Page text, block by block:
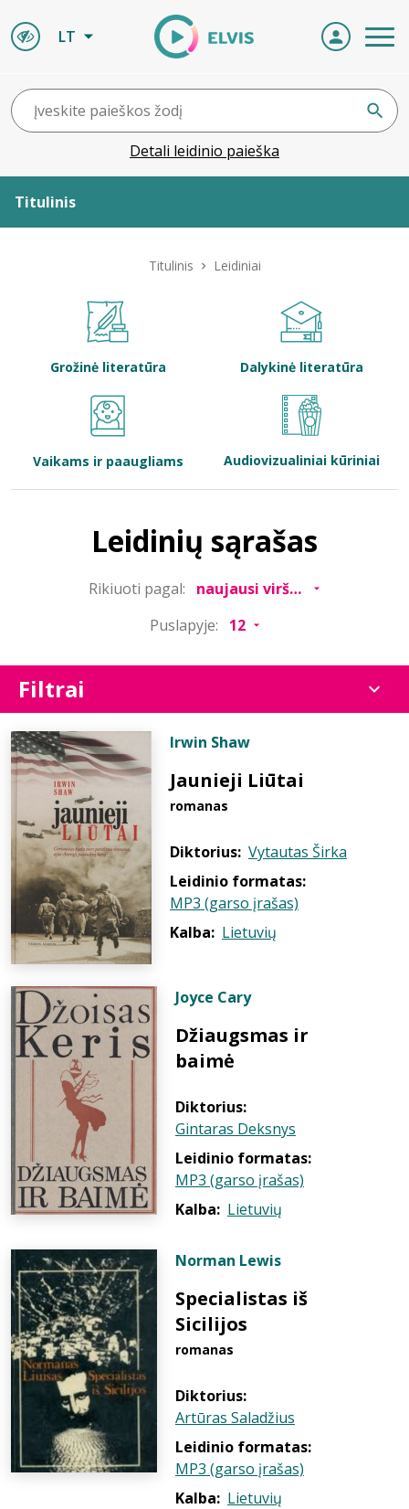
LT
Detali leidinio paieška
Titulinis
Bibliotekoms
Titulinis Leidiniai
Grožinė literatūra Dalykinė literatūra
Vaikams ir paaugliams Audiovizualiniai kūriniai
Leidinių sąrašas
Rikiuoti pagal:
Puslapyje:
Filtrai
Irwin Shaw
Jaunieji Liūtai
romanas
Diktorius: Vytautas Širka
Leidinio formatas:
MP3 (garso įrašas)
Kalba: Lietuvių
Joyce Cary
Džiaugsmas ir
baimė
Diktorius:
Gintaras Deksnys
Leidinio formatas:
MP3 (garso įrašas)
Kalba: Lietuvių
Norman Lewis
Specialistas iš
Sicilijos
romanas
Diktorius:
Artūras Saladžius
Leidinio formatas:
MP3 (garso įrašas)
Kalba: Lietuvių